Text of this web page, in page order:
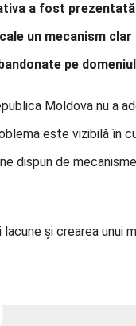
a fost
un mecanism
pe
Moldova nu a
este vizibilă în
dispun de
și crearea unui